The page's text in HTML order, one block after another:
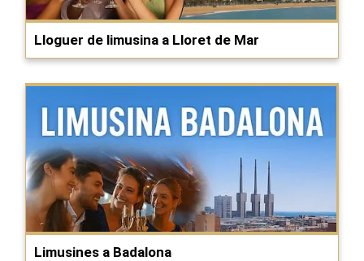
Lloguer de limusina a Lloret de Mar
Limusines a Badalona